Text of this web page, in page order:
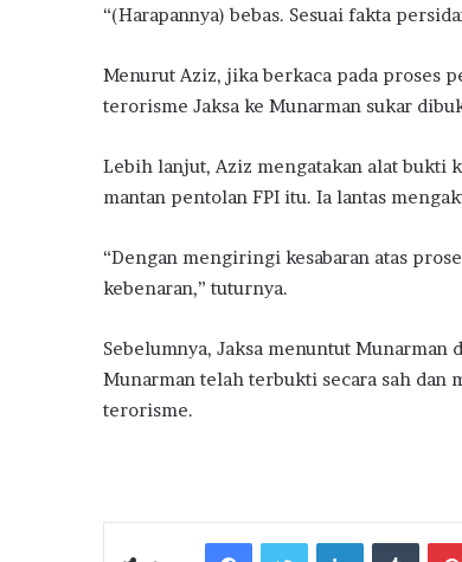
“(Harapannya) bebas. Sesuai fakta
Menurut Aziz, jika berkaca pada proses
terorisme Jaksa ke Munarman sukar
Lebih lanjut, Aziz mengatakan alat bukti
mantan pentolan FPI itu. Ia lantas
“Dengan mengiringi kesabaran atas
kebenaran,” tuturnya.
Sebelumnya, Jaksa menuntut
Munarman telah terbukti secara sah dan
terorisme.
FacebookTwitterLinkedIn